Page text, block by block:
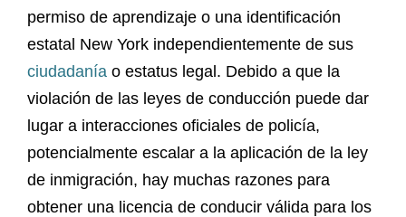
permiso de aprendizaje o una identificación
estatal New York independientemente de sus
ciudadanía o estatus legal. Debido a que la
violación de las leyes de conducción puede dar
lugar a interacciones oficiales de policía,
potencialmente escalar a la aplicación de la ley
de inmigración, hay muchas razones para
obtener una licencia de conducir válida para los